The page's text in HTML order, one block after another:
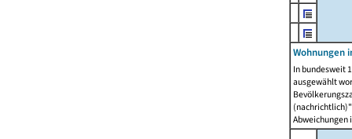
Wohnungen
In bundesweit
ausgewählt
Abweichungen